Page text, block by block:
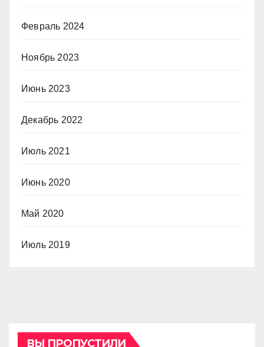
Февраль 2024
Ноябрь 2023
Июнь 2023
Декабрь 2022
Июль 2021
Июнь 2020
Май 2020
Июль 2019
ВЫ ПРОПУСТИЛИ